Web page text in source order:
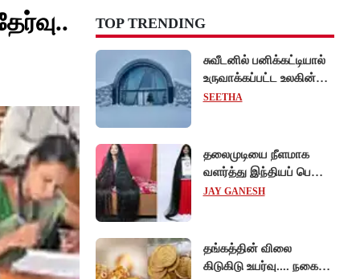
TOP TRENDING
சுவீடனில் பனிக்கட்டியால்
உருவாக்கப்பட்ட உலகின்
முதல் 'ஐஸ் ஓட்டல்'!
SEETHA
தலைமுடியை நீளமாக
வளர்த்து இந்தியப் பெண்
கின்னஸ் சாதனை!
JAY GANESH
தங்கத்தின் விலை
கிடுகிடு உயர்வு.... நகைப்